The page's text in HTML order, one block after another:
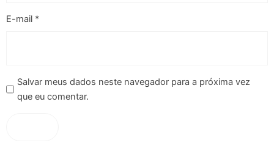
E-mail *
Salvar meus dados neste navegador para a próxima vez
que eu comentar.